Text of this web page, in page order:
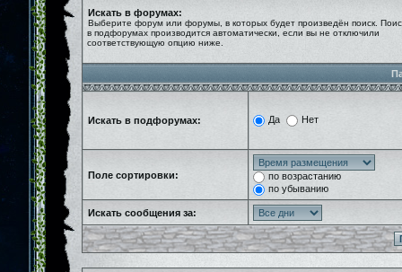
Искать в форумах:
Выберите форум или форумы, в которых будет произведён поиск.
в подфорумах производится автоматически, если вы не отключили
соответствующую опцию ниже.
Искать в подфорумах: Да Нет
Поле сортировки:
по возрастанию
по убыванию
Искать сообщения за: